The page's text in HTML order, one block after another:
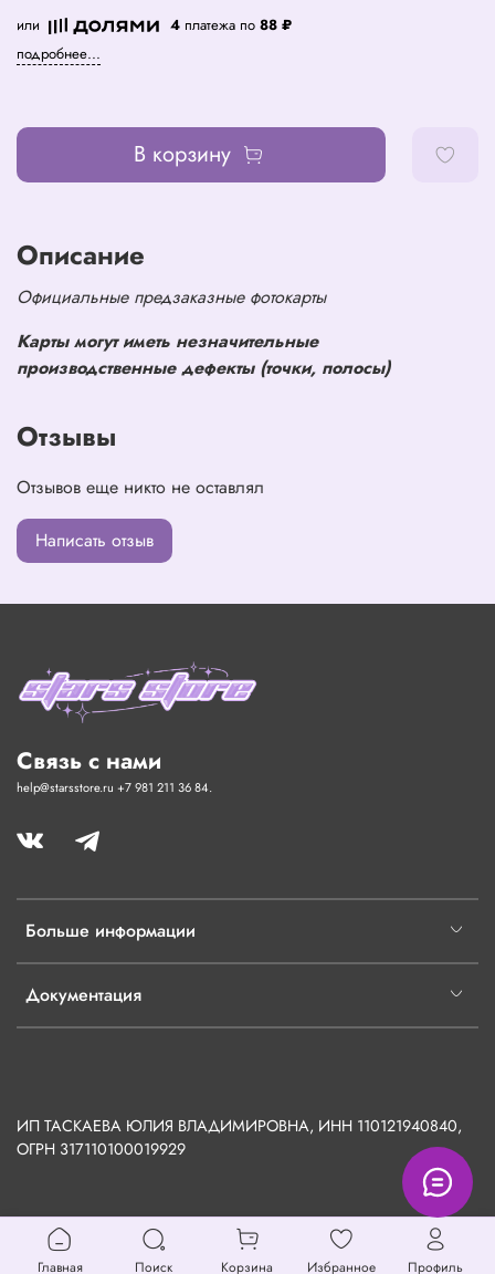
или 4 платежа по 88 ₽
подробнее...
В корзину
Описание
Официальные предзаказные фотокарты
Карты могут иметь незначительные
производственные дефекты (точки, полосы)
Отзывы
Отзывов еще никто не оставлял
Написать отзыв
Больше информации
Документация
Связь с нами
help@starsstore.ru +7 981 211 36 84.
ИП ТАСКАЕВА ЮЛИЯ ВЛАДИМИРОВНА, ИНН 110121940840,
ОГРН 317110100019929
Главная Поиск Корзина Избранное Профиль